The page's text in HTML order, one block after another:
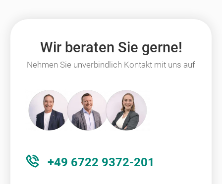
Wir beraten Sie gerne!
Nehmen Sie unverbindlich Kontakt mit uns auf
+49 6722 9372-201